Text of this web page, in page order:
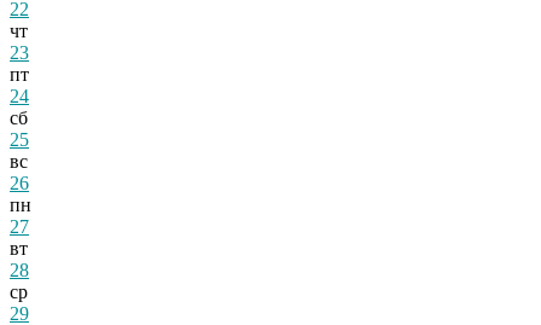
22
чт
23
пт
24
сб
25
вс
26
пн
27
вт
28
ср
29